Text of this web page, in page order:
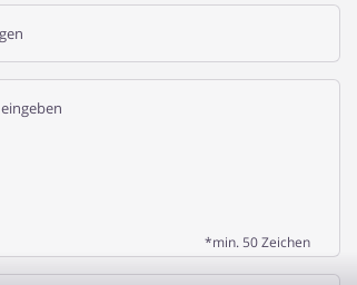
*min. 50 Zeichen